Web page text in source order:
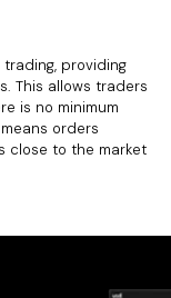
providing
This allows traders
is no minimum
orders
close to the market